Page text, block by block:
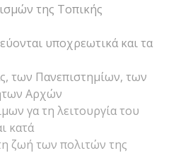
της Τοπικής
υποχρεωτικά και τα
των Πανεπιστημίων, των
Αρχών
γα τη λειτουργία του
κατά
ζωή των πολιτών της